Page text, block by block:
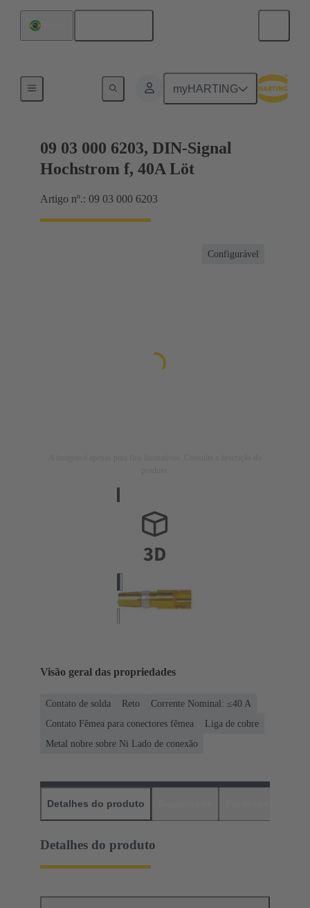
myHARTING
09 03 000 6203, DIN-Signal
Hochstrom f, 40A Löt
Artigo nº.: 09 03 000 6203
Configurável
Visão geral das propriedades
Contato de solda Reto
Corrente Nominal: ≤40 A
Contato Fêmea para conectores fêmea
Liga de cobre
Metal nobre sobre Ni Lado de conexão
Detalhes do produto
Detalhes do produto